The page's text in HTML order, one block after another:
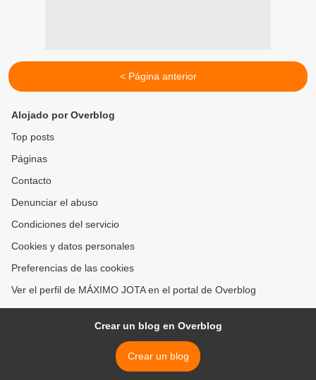
< Página anterior
Alojado por Overblog
Top posts
Páginas
Contacto
Denunciar el abuso
Condiciones del servicio
Cookies y datos personales
Preferencias de las cookies
Ver el perfil de MÁXIMO JOTA en el portal de Overblog
Crear un blog en Overblog
Crear un blog